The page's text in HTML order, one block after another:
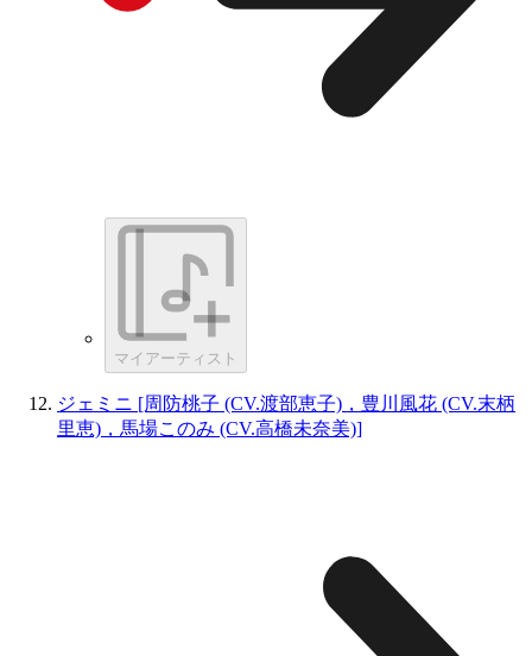
マイアーティスト
ジェミニ [周防桃子 (CV.渡部恵子)，豊川風花 (CV.末柄
里恵)，馬場このみ (CV.高橋未奈美)]